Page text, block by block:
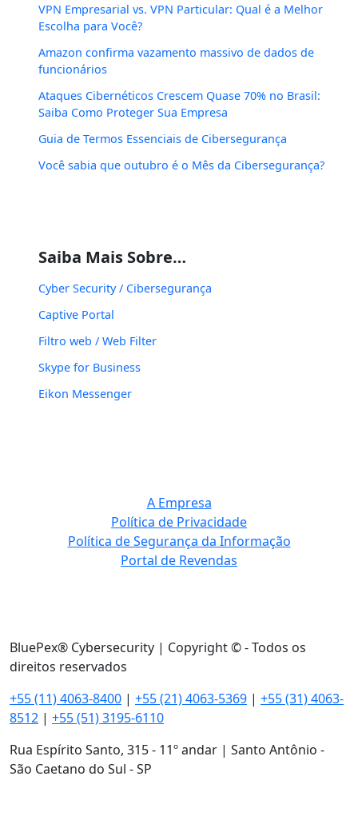
VPN Empresarial vs. VPN Particular: Qual é a Melhor
Escolha para Você?
Amazon confirma vazamento massivo de dados de
funcionários
Ataques Cibernéticos Crescem Quase 70% no Brasil:
Saiba Como Proteger Sua Empresa
Guia de Termos Essenciais de Cibersegurança
Você sabia que outubro é o Mês da Cibersegurança?
Saiba Mais Sobre…
Cyber Security / Cibersegurança
Captive Portal
Filtro web / Web Filter
Skype for Business
Eikon Messenger
A Empresa
Política de Privacidade
Política de Segurança da Informação
Portal de Revendas
BluePex® Cybersecurity | Copyright © - Todos os
direitos reservados
+55 (11) 4063-8400 | +55 (21) 4063-5369 | +55 (31) 4063-
8512 | +55 (51) 3195-6110
Rua Espírito Santo, 315 - 11º andar | Santo Antônio -
São Caetano do Sul - SP